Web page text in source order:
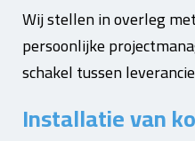
Wij stellen in overleg
persoonlijke
schakel tussen
Installatie van